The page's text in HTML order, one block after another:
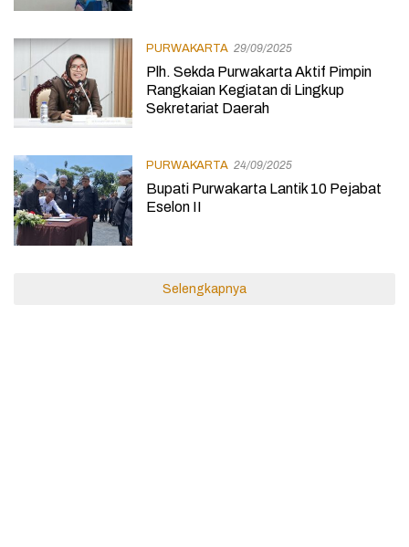
PURWAKARTA 29/09/2025
Plh. Sekda Purwakarta Aktif Pimpin
Rangkaian Kegiatan di Lingkup
Sekretariat Daerah
PURWAKARTA 24/09/2025
Bupati Purwakarta Lantik 10 Pejabat
Eselon II
Selengkapnya